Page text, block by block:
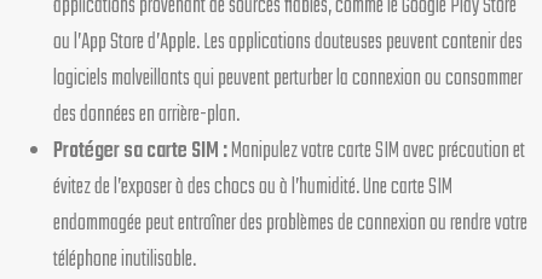
ou l’App Store d’Apple. Les applications douteuses peuvent contenir des
logiciels malveillants qui peuvent perturber la connexion ou consommer
des données en arrière-plan.
Protéger sa carte SIM :Manipulez votre carte SIM avec précaution et
évitez de l’exposer à des chocs ou à l’humidité. Une carte SIM
endommagée peut entraîner des problèmes de connexion ou rendre votre
téléphone inutilisable.